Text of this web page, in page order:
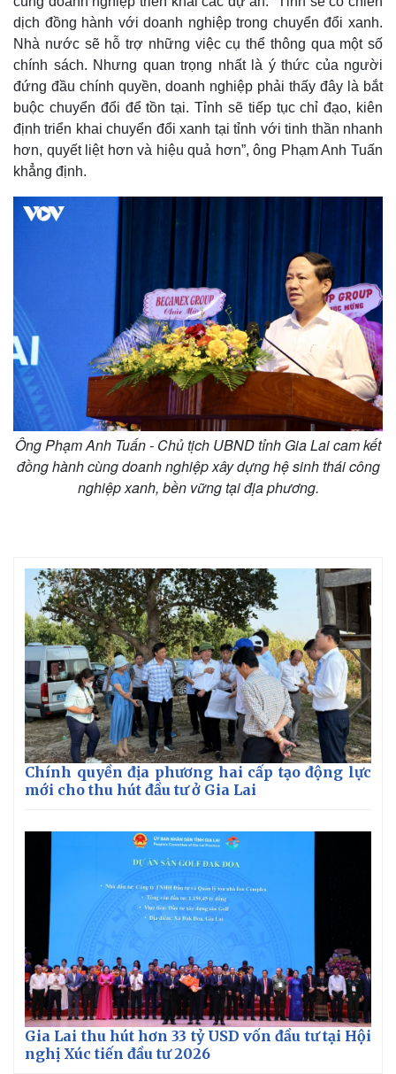
Khởi nghiệp
Tiêu dùng
Tỷ giá
Chứng khoán
Giá cà phê
dịch đồng hành với doanh nghiệp trong chuyển đổi xanh.
Nhà nước sẽ hỗ trợ những việc cụ thể thông qua một số
chính sách. Nhưng quan trọng nhất là ý thức của người
đứng đầu chính quyền, doanh nghiệp phải thấy đây là bắt
buộc chuyển đổi để tồn tại. Tỉnh sẽ tiếp tục chỉ đạo, kiên
định triển khai chuyển đổi xanh tại tỉnh với tinh thần nhanh
hơn, quyết liệt hơn và hiệu quả hơn”, ông Phạm Anh Tuấn
khẳng định.
Ông Phạm Anh Tuấn - Chủ tịch UBND tỉnh Gia Lai cam kết
đồng hành cùng doanh nghiệp xây dựng hệ sinh thái công
nghiệp xanh, bền vững tại địa phương.
Chính quyền địa phương hai cấp tạo động lực
mới cho thu hút đầu tư ở Gia Lai
Gia Lai thu hút hơn 33 tỷ USD vốn đầu tư tại Hội
nghị Xúc tiến đầu tư 2026